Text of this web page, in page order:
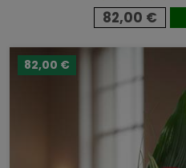
82,00 €
82,00 €